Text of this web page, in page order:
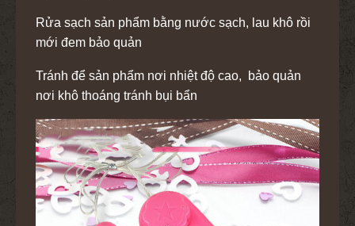
Rửa sạch sản phẩm bằng nước sạch, lau khô rồi
mới đem bảo quản
Tránh để sản phẩm nơi nhiệt độ cao, bảo quản
nơi khô thoáng tránh bụi bẩn